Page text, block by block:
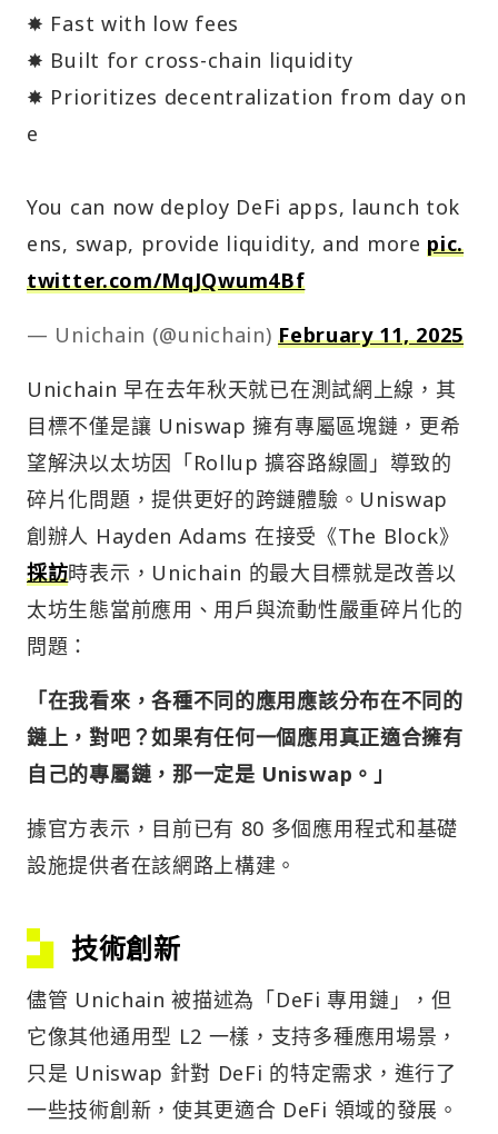
✸ Fast with low fees
✸ Built for cross-chain liquidity
✸ Prioritizes decentralization from day on
e
You can now deploy DeFi apps, launch tok
ens, swap, provide liquidity, and morepic.
twitter.com/MqJQwum4Bf
— Unichain (@unichain)February 11, 2025
Unichain 早在去年秋天就已在測試網上線，其
目標不僅是讓 Uniswap 擁有專屬區塊鏈，更希
望解決以太坊因「Rollup 擴容路線圖」導致的
碎片化問題，提供更好的跨鏈體驗。Uniswap
創辦人 Hayden Adams 在接受《The Block》
採訪時表示，Unichain 的最大目標就是改善以
太坊生態當前應用、用戶與流動性嚴重碎片化的
問題：
「在我看來，各種不同的應用應該分布在不同的
鏈上，對吧？如果有任何一個應用真正適合擁有
自己的專屬鏈，那一定是 Uniswap。」
據官方表示，目前已有 80 多個應用程式和基礎
設施提供者在該網路上構建。
技術創新
儘管 Unichain 被描述為「DeFi 專用鏈」，但
它像其他通用型 L2 一樣，支持多種應用場景，
只是 Uniswap 針對 DeFi 的特定需求，進行了
一些技術創新，使其更適合 DeFi 領域的發展。